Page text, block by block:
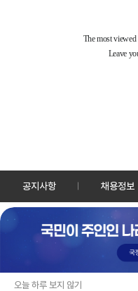
오늘 하루 보지 않기
공지사항 채용정보
30128 세종특별자치시
TEL:
Copyrightⓒ KTV